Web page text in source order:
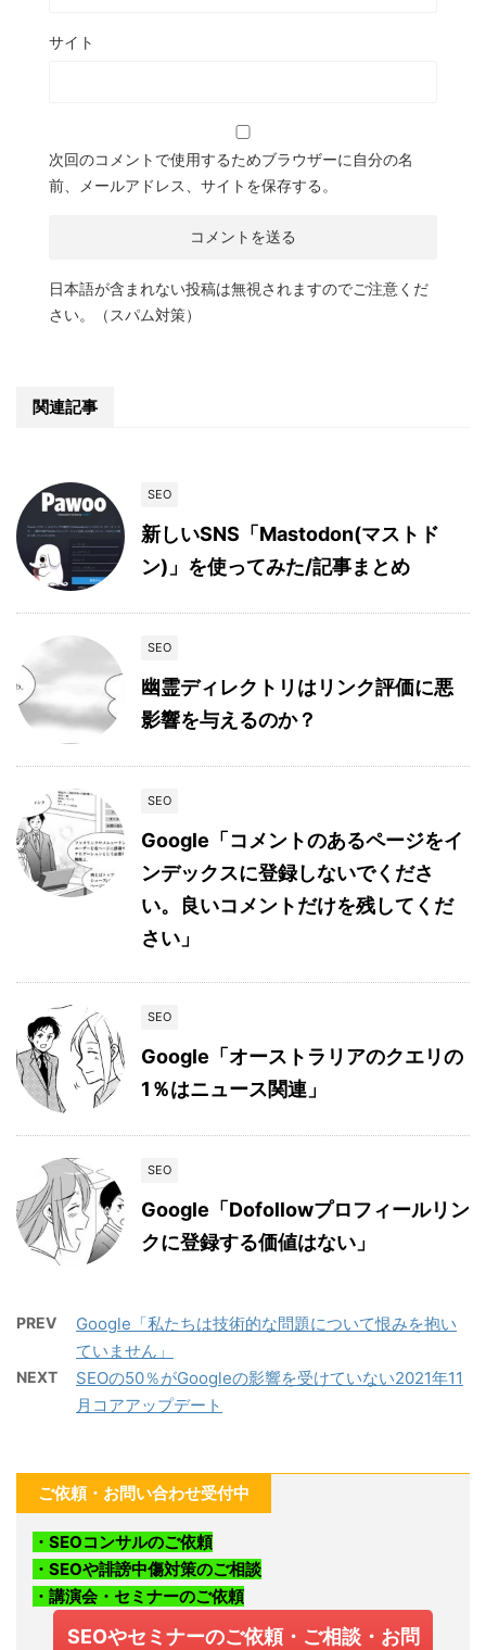
サイト
次回のコメントで使用するためブラウザーに自分の名
前、メールアドレス、サイトを保存する。
日本語が含まれない投稿は無視されますのでご注意くだ
さい。（スパム対策）
関連記事
SEO
新しいSNS「Mastodon(マストド
ン)」を使ってみた/記事まとめ
SEO
幽霊ディレクトリはリンク評価に悪
影響を与えるのか？
SEO
Google「コメントのあるページをイ
ンデックスに登録しないでくださ
い。良いコメントだけを残してくだ
さい」
SEO
Google「オーストラリアのクエリの
1％はニュース関連」
SEO
Google「Dofollowプロフィールリン
クに登録する価値はない」
PREV
Google「私たちは技術的な問題について恨みを抱い
ていません」
NEXT
SEOの50％がGoogleの影響を受けていない2021年11
月コアアップデート
ご依頼・お問い合わせ受付中
・SEOコンサルのご依頼
・SEOや誹謗中傷対策のご相談
・講演会・セミナーのご依頼
SEOやセミナーのご依頼・ご相談・お問